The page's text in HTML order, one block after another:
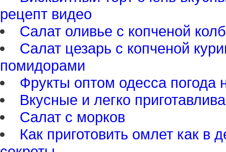
рецепт видео
Салат оливье с копченой
Салат цезарь с копченой
помидорами
Фрукты оптом одесса погода
Вкусные и легко
Салат с морков
Как приготовить омлет как в